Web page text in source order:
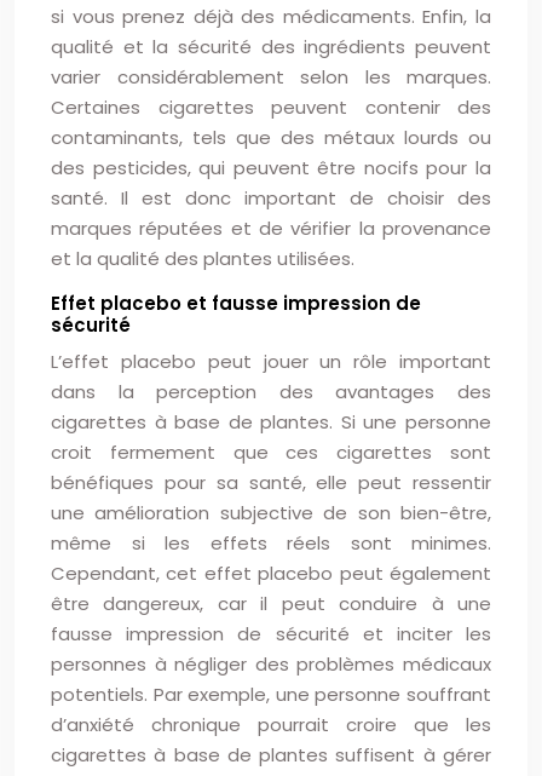
si vous prenez déjà des médicaments. Enfin, la
qualité et la sécurité des ingrédients peuvent
varier considérablement selon les marques.
Certaines cigarettes peuvent contenir des
contaminants, tels que des métaux lourds ou
des pesticides, qui peuvent être nocifs pour la
santé. Il est donc important de choisir des
marques réputées et de vérifier la provenance
et la qualité des plantes utilisées.
Effet placebo et fausse impression de
sécurité
L’effet placebo peut jouer un rôle important
dans la perception des avantages des
cigarettes à base de plantes. Si une personne
croit fermement que ces cigarettes sont
bénéfiques pour sa santé, elle peut ressentir
une amélioration subjective de son bien-être,
même si les effets réels sont minimes.
Cependant, cet effet placebo peut également
être dangereux, car il peut conduire à une
fausse impression de sécurité et inciter les
personnes à négliger des problèmes médicaux
potentiels. Par exemple, une personne souffrant
d’anxiété chronique pourrait croire que les
cigarettes à base de plantes suffisent à gérer